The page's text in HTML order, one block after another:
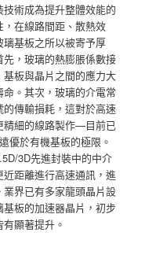
術成為提升整體效能的
在線路間距、散熱效
基板之所以被寄予厚
，玻璃的熱膨脹係數接
板與晶片之間的應力大
。其次，玻璃的介電常
傳輸損耗，這對於高速
精細的線路製作—目前已
優於有機基板的極限。
3D先進封裝中的中介
距離進行高速通訊，進
界已有多家龍頭晶片設
板的加速器晶片，初步
顯著提升。